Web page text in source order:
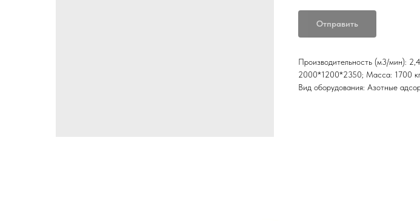
Отправить
Производительность (м3/мин):
2000*1200*2350; Масса: 1700
Вид оборудования: Азотные